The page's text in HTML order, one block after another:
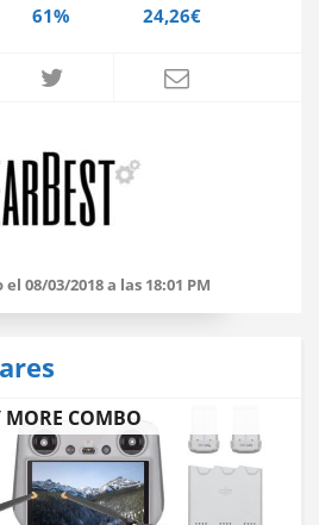
61% 24,26€
08/03/2018 a las 18:01 PM
COMBO